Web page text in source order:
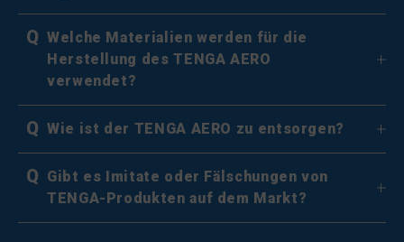
Q Welche Materialien werden für die
Herstellung des TENGA AERO
verwendet?
Q Wie ist der TENGA AERO zu entsorgen?
Q Gibt es Imitate oder Fälschungen von
TENGA-Produkten auf dem Markt?